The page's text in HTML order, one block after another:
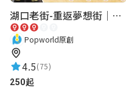
芫瑄
2024-03-27 23:29:38
湖口老街-重返夢想街｜新竹老街城市解謎
Popworld原創
4.5(75)
250起